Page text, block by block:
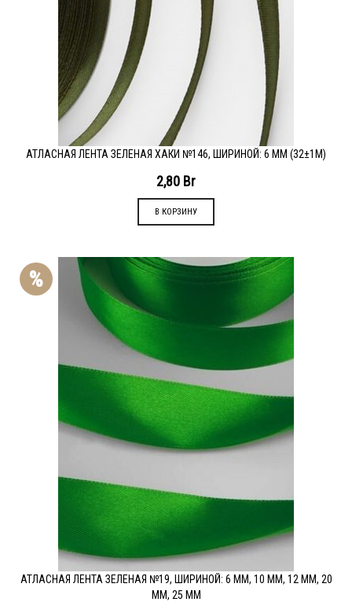
АТЛАСНАЯ ЛЕНТА ЗЕЛЕНАЯ ХАКИ №146, ШИРИНОЙ: 6 ММ (32±1М)
2,80 Br
В КОРЗИНУ
%
АТЛАСНАЯ ЛЕНТА ЗЕЛЕНАЯ №19, ШИРИНОЙ: 6 ММ, 10 ММ, 12 ММ, 20
ММ, 25 ММ